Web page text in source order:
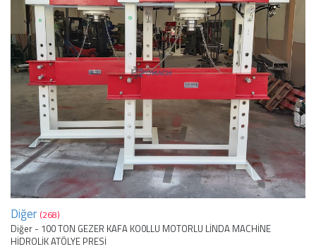
Diğer (268)
Diğer - 100 TON GEZER KAFA KO0LLU MOTORLU LİNDA MACHİNE
HİDROLİK ATÖLYE PRESİ